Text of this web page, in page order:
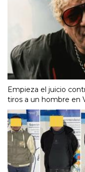
Empieza el juicio
tiros a un hombre en